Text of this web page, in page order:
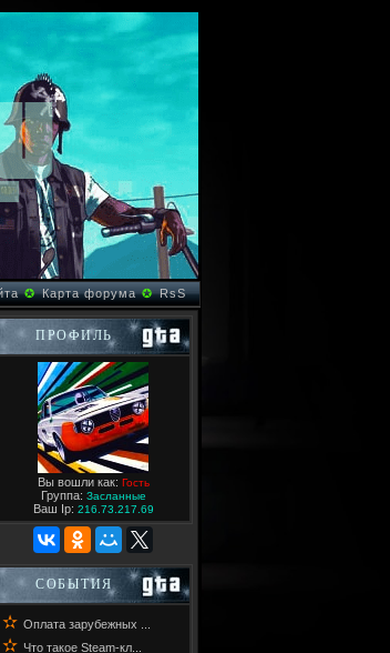
✪Карта форума✪RsS
ПРОФИЛЬ
Вы вошли как: Гость
Группа: Засланные
Ваш Ip: 216.73.217.69
СОБЫТИЯ
✫ Оплата зарубежных ...
✫ Что такое Steam-кл...